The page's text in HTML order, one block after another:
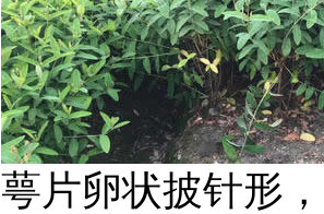
萼片卵状披针形